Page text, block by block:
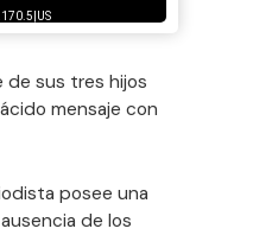
de sus tres hijos
mensaje con
posee una
de los